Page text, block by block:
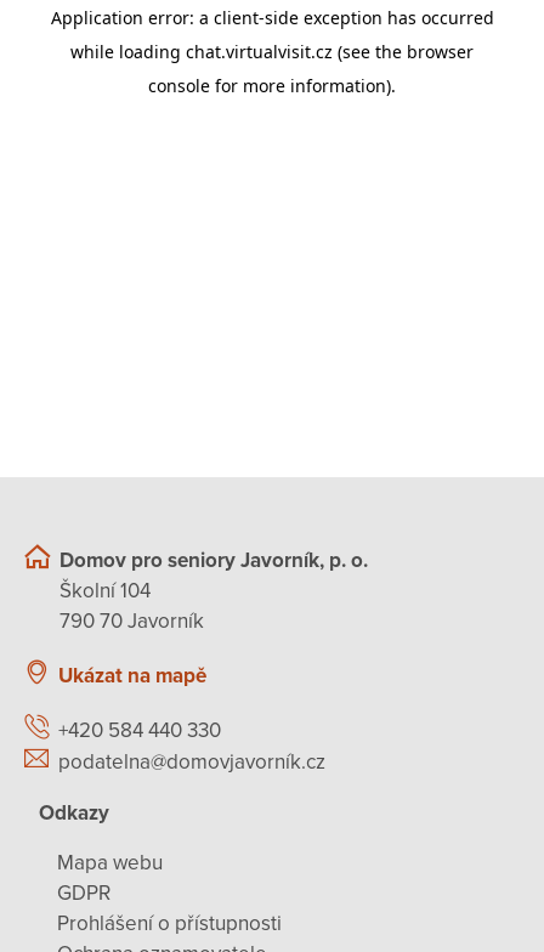
Domov pro seniory Javorník, p. o.
Školní 104
790 70 Javorník
Ukázat na mapě
+420 584 440 330
podatelna@domovjavorník.cz
Odkazy
Mapa webu
GDPR
Prohlášení o přístupnosti